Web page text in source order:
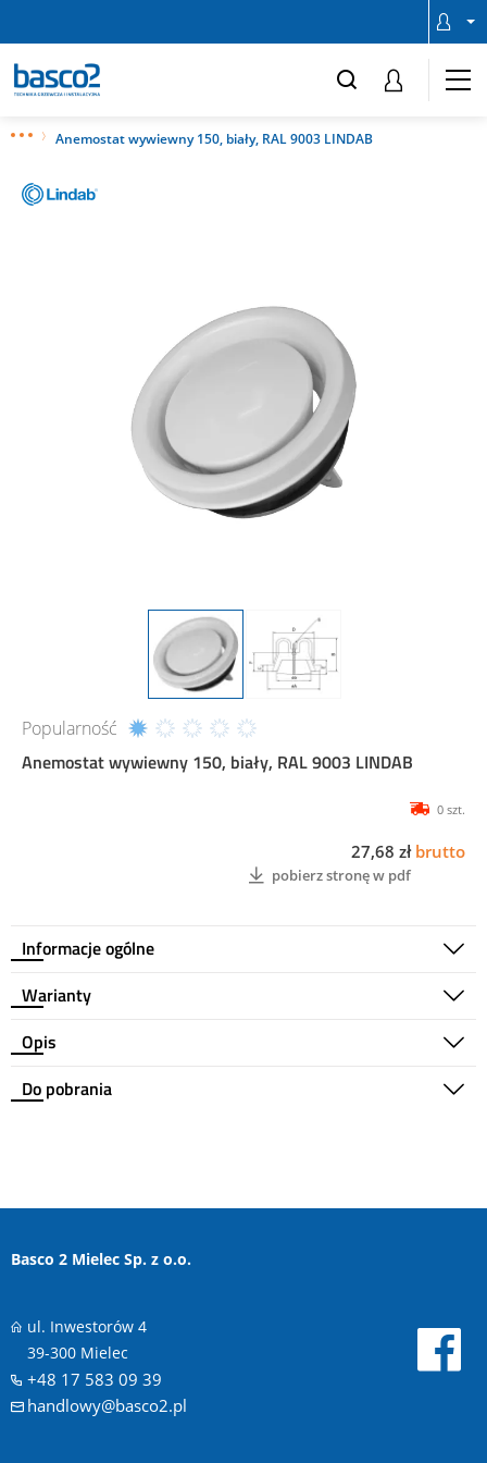
Anemostat wywiewny 150, biały, RAL 9003 LINDAB
Popularność
Anemostat wywiewny 150, biały, RAL 9003 LINDAB
Informacje ogólne
0 szt.
27,68 zł brutto
pobierz stronę w pdf
Warianty
Opis
Do pobrania
Basco 2 Mielec Sp. z o.o.
ul. Inwestorów 4
39-300 Mielec
+48 17 583 09 39
handlowy@basco2.pl